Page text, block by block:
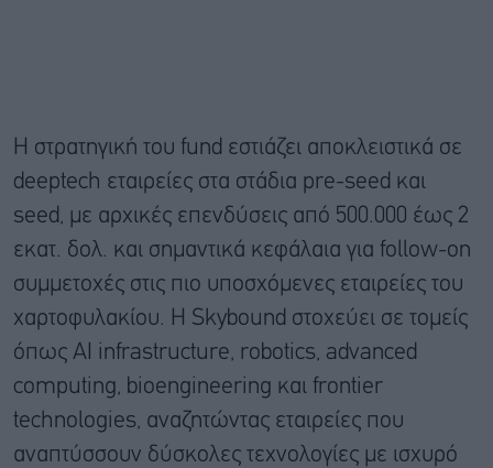
Η στρατηγική του fund εστιάζει αποκλειστικά σε
deeptech εταιρείες στα στάδια pre-seed και
seed, με αρχικές επενδύσεις από 500.000 έως 2
εκατ. δολ. και σημαντικά κεφάλαια για follow-on
συμμετοχές στις πιο υποσχόμενες εταιρείες του
χαρτοφυλακίου. Η Skybound στοχεύει σε τομείς
όπως AI infrastructure, robotics, advanced
computing, bioengineering και frontier
technologies, αναζητώντας εταιρείες που
αναπτύσσουν δύσκολες τεχνολογίες με ισχυρό